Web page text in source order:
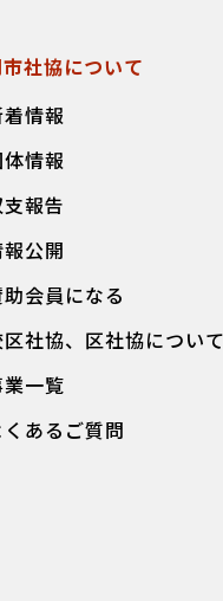
社協について
情報
体情報
報告
公開
会員になる
社協、区社協について
一覧
くあるご質問